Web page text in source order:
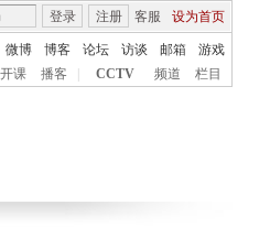
客服 设为首页
登录 注册
微博 博客 论坛 访谈 邮箱
游戏
课 播客 CCTV 频道 栏目